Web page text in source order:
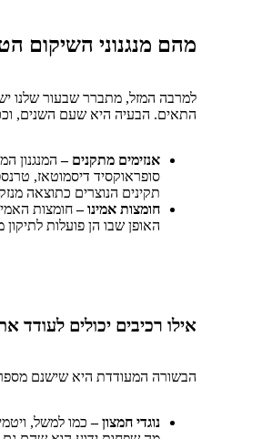
מהם מנגנוני השיקום
למרבה המזל, מתברר שבעור שלנו
התאים. הבעיה היא שעם השנים,
אנזימים מתקנים –
סופראוקסיד דיסמוטאז,
תקינים הנוצרים כתוצאה
חומצות אמינו –חומצות
האופן שבו הן פועלות
אילו רכיבים יכולים לעודד
הבשורה המעודדת היא שישנם מספר
נוגדי חמצון –